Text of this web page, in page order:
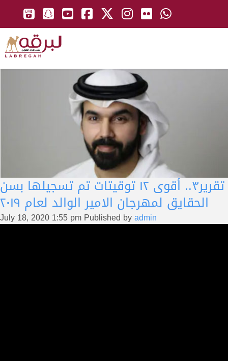
تقرير٣.. أقوى ١٢ توقيتات تم تسجيلها بسن
الحقايق لمهرجان الامير الوالد لعام ٢٠١٩
July 18, 2020 1:55 pmPublished byadmin